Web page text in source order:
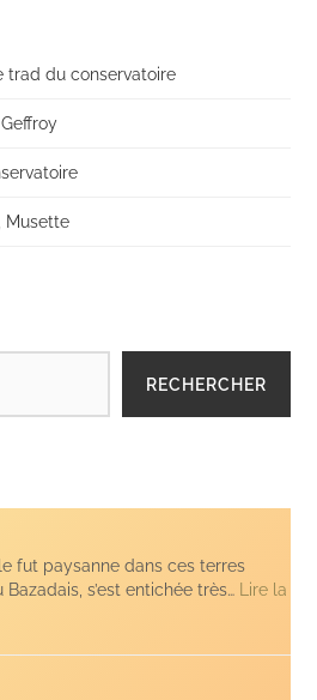
du conservatoire
Musette
RECHERCHER
fut paysanne dans ces terres
s’est entichée très… Lire la